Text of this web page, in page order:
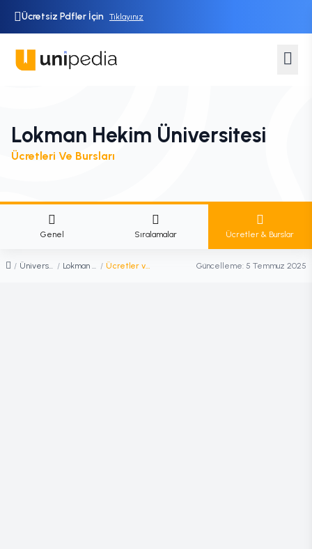
Ücretsiz Pdfler İçin Tıklayınız
Lokman Hekim Üniversitesi
Ücretleri Ve Bursları
Genel Sıralamalar Ücretler & Burslar
/ Üniversiteler / Lokman Hekim Üniversitesi / Ücretler ve Burslar Güncelleme: 5 Temmuz 2025